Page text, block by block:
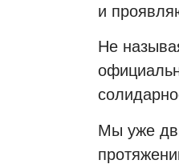
и
Не
Мы уже